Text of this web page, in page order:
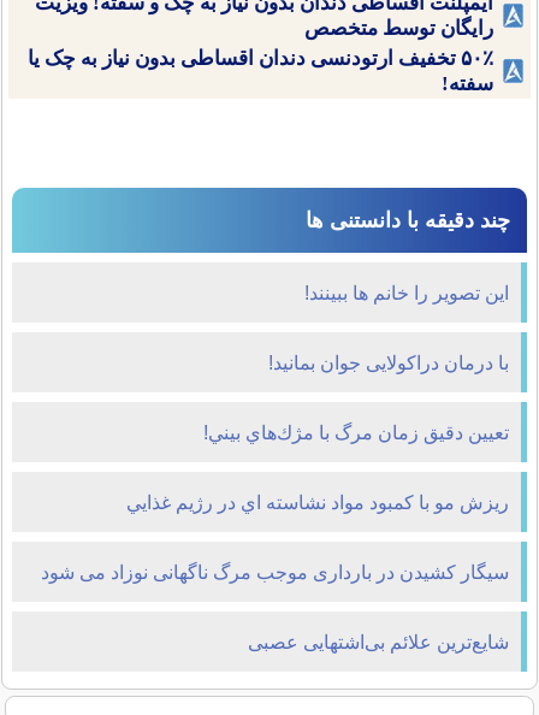
رایگان توسط متخصص
۵۰٪ تخفیف ارتودنسی دندان اقساطی بدون نیاز به چک یا
سفته!
چند دقیقه با دانستنی ها
این تصویر را خانم ها ببینند!
با درمان دراکولایی جوان بمانید!
تعيين دقيق زمان مرگ با مژك‌هاي بيني!
ريزش مو با کمبود مواد نشاسته اي در رژيم غذايي
سیگار کشیدن در بارداری موجب مرگ ناگهانی نوزاد می شود
شایع‌ترین علائم بی‌اشتهایی عصبی